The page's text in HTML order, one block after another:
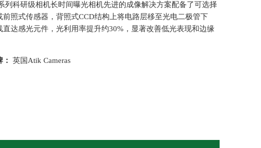
列科研级相机长时间曝光相机先进的成像解决方案配备了可选择
前照式传感器，背照式CCD结构上将电路层移至光电二极管下
直达感光元件，光利用率提升约30%，显著改善低光表现和边缘
英国Atik Cameras